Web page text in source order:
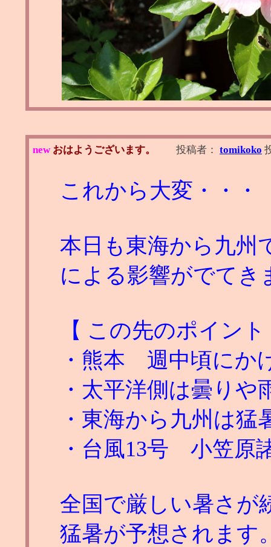
new おはようございます。 投稿者： tomikoko
これから大変・・・
本日も東海から九
による影響がでてき
【 この先のポイント
・熊本 週中頃にか
・太平洋側は曇り
・東海から九州は
・台風13号 小笠原
全国で厳しい暑さが
猛暑が予想されます